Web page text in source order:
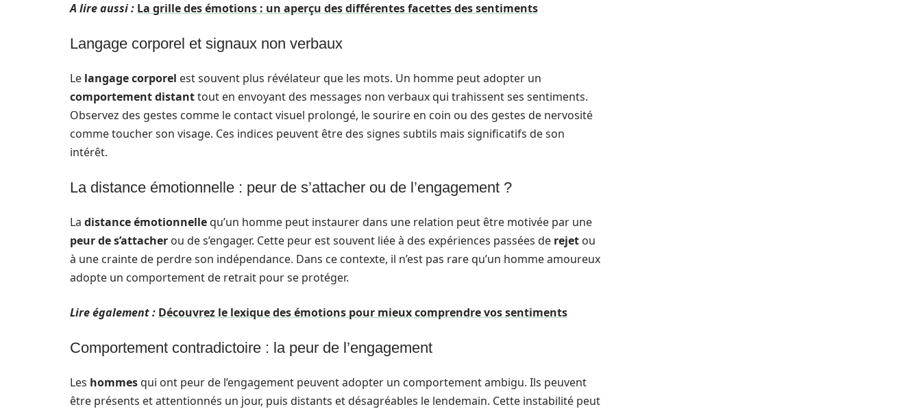
A lire aussi : La grille des émotions : un aperçu des différentes facettes des sentiments
Langage corporel et signaux non verbaux
Le langage corporel est souvent plus révélateur que les mots. Un homme peut adopter un
comportement distanttout en envoyant des messages non verbaux qui trahissent ses sentiments.
Observez des gestes comme le contact visuel prolongé, le sourire en coin ou des gestes de nervosité
comme toucher son visage. Ces indices peuvent être des signes subtils mais significatifs de son
intérêt.
La distance émotionnelle : peur de s’attacher ou de l’engagement ?
La distance émotionnellequ’un homme peut instaurer dans une relation peut être motivée par une
peur de s’attacher ou de s’engager. Cette peur est souvent liée à des expériences passées de rejet ou
à une crainte de perdre son indépendance. Dans ce contexte, il n’est pas rare qu’un homme amoureux
adopte un comportement de retrait pour se protéger.
Lire également : Découvrez le lexique des émotions pour mieux comprendre vos sentiments
Comportement contradictoire : la peur de l’engagement
Les hommesqui ont peur de l’engagement peuvent adopter un comportement ambigu. Ils peuvent
être présents et attentionnés un jour, puis distants et désagréables le lendemain. Cette instabilité peut